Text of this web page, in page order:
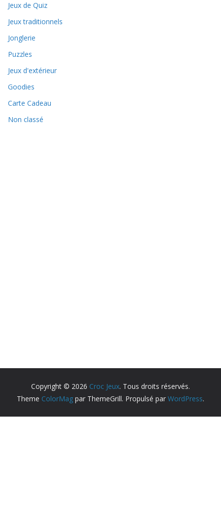
Jeux de Quiz
Jeux traditionnels
Jonglerie
Puzzles
Jeux d'extérieur
Goodies
Carte Cadeau
Non classé
Copyright © 2026 Croc Jeux. Tous droits réservés.
Theme ColorMag par ThemeGrill. Propulsé par WordPress.